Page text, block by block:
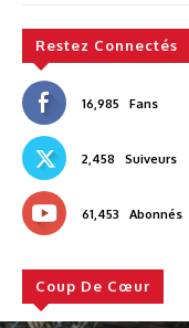
Restez Connectés
16,985 Fans
2,458 Suiveurs
61,453 Abonnés
Coup De Cœur